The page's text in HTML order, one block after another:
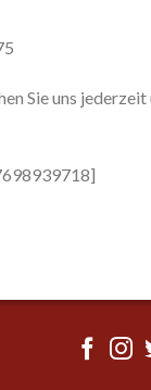
Sie uns jederzeit